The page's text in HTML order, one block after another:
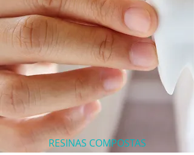
RESINAS COMPOSTAS